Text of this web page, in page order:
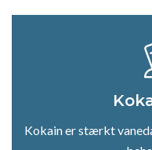
Kokain er stærkt